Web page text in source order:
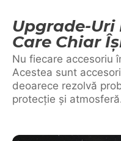
Upgrade-
Care Chiar
Nu fiecare accesoriu
Acestea sunt
deoarece rezolvă
protecție și